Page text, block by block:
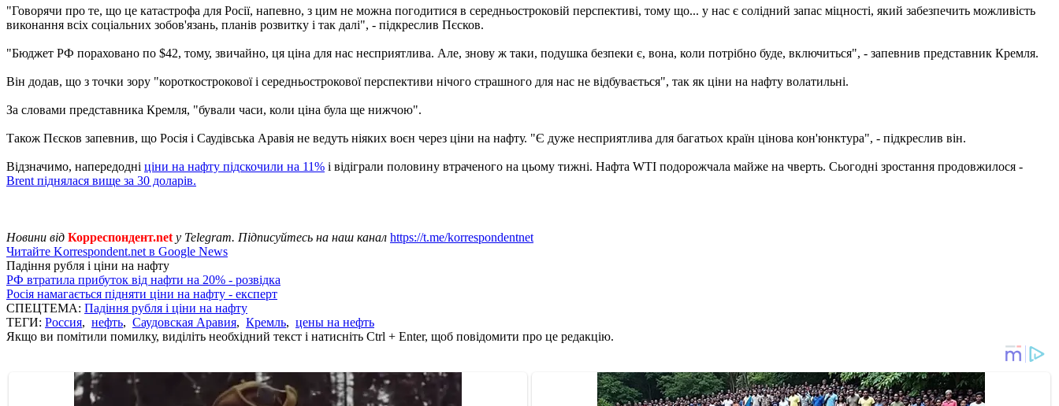
"Говорячи про те, що це катастрофа для Росії, напевно, з цим не можна погодитися в середньостроковій перспективі, тому що... у нас є солідний запас міцності, який забезпечить можливість
виконання всіх соціальних зобов'язань, планів розвитку і так далі", - підкреслив Пєсков.
"Бюджет РФ пораховано по $42, тому, звичайно, ця ціна для нас несприятлива. Але, знову ж таки, подушка безпеки є, вона, коли потрібно буде, включиться", - запевнив представник Кремля.
Він додав, що з точки зору "короткострокової і середньострокової перспективи нічого страшного для нас не відбувається", так як ціни на нафту волатильні.
За словами представника Кремля, "бували часи, коли ціна була ще нижчою".
Також Пєсков запевнив, що Росія і Саудівська Аравія не ведуть ніяких воєн через ціни на нафту. "Є дуже несприятлива для багатьох країн цінова кон'юнктура", - підкреслив він.
Відзначимо, напередодні ціни на нафту підскочили на 11% і відіграли половину втраченого на цьому тижні. Нафта WTI подорожчала майже на чверть. Сьогодні зростання продовжилося -
Brent піднялася вище за 30 доларів.
Новини від Корреспондент.net у Telegram. Підписуйтесь на наш канал https://t.me/korrespondentnet
Читайте Korrespondent.net в Google News
Падіння рубля і ціни на нафту
РФ втратила прибуток від нафти на 20% - розвідка
Росія намагається підняти ціни на нафту - експерт
СПЕЦТЕМА: Падіння рубля і ціни на нафту
ТЕГИ: Россия, нефть, Саудовская Аравия, Кремль, цены на нефть
Якщо ви помітили помилку, виділіть необхідний текст і натисніть Ctrl + Enter, щоб повідомити про це редакцію.